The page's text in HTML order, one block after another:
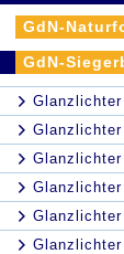
GdN-
GdN-
Glanzlichter
Glanzlichter
Glanzlichter
Glanzlichter
Glanzlichter
Glanzlichter